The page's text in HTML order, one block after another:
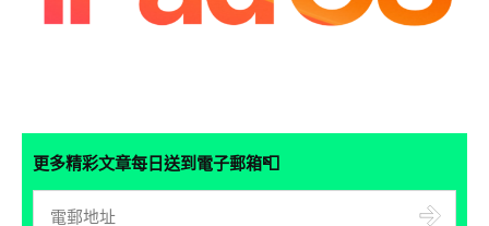
更多精彩文章每日送到電子郵箱📮